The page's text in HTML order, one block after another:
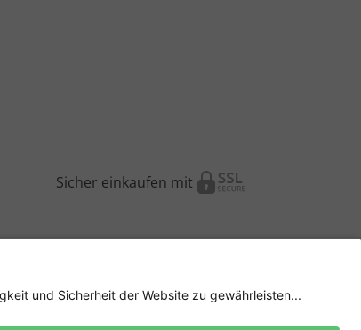
Sicher einkaufen mit